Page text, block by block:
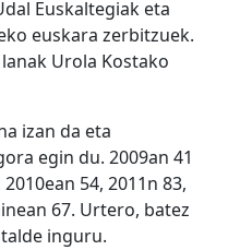
Euskaltegiak eta
euskara zerbitzuek.
Urola Kostako
izan da eta
egin du. 2009an 41
54, 2011n 83,
67. Urtero, batez
inguru.